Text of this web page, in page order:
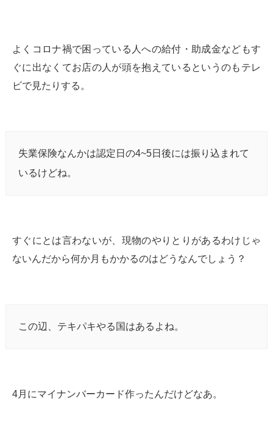
よくコロナ禍で困っている人への給付・助成金などもす
ぐに出なくてお店の人が頭を抱えているというのもテレ
ビで見たりする。
失業保険なんかは認定日の4~5日後には振り込まれて
いるけどね。
すぐにとは言わないが、現物のやりとりがあるわけじゃ
ないんだから何か月もかかるのはどうなんでしょう？
この辺、テキパキやる国はあるよね。
4月にマイナンバーカード作ったんだけどなあ。